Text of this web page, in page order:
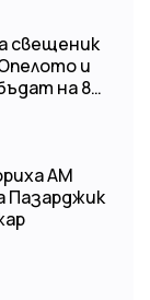
свещеник
и
на 8
часа в
гр.
АМ
Пазарджик